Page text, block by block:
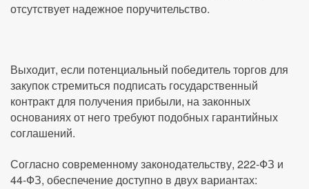
отсутствует надежное поручительство.
Выходит, если потенциальный победитель торгов для
закупок стремиться подписать государственный
контракт для получения прибыли, на законных
основаниях от него требуют подобных гарантийных
соглашений.
Согласно современному законодательству, 222-ФЗ и
44-ФЗ, обеспечение доступно в двух вариантах: